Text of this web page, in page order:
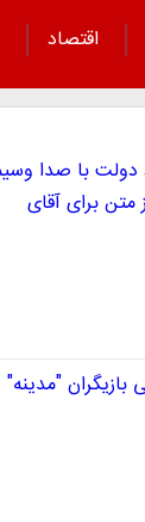
اقتصاد